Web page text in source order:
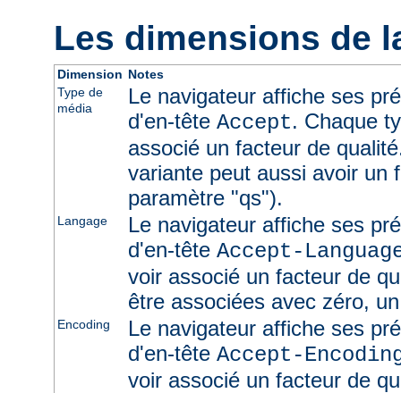
Les dimensions de
Dimension Notes
Type de
média
Le navigateur affiche ses
d'en-tête Accept. Chaque
associé un facteur de
variante peut aussi avoir un
paramètre "qs").
Langage
Le navigateur affiche ses
d'en-tête Accept-
voir associé un facteur de
être associées avec zéro,
Encoding
Le navigateur affiche ses
d'en-tête Accept-
voir associé un facteur de